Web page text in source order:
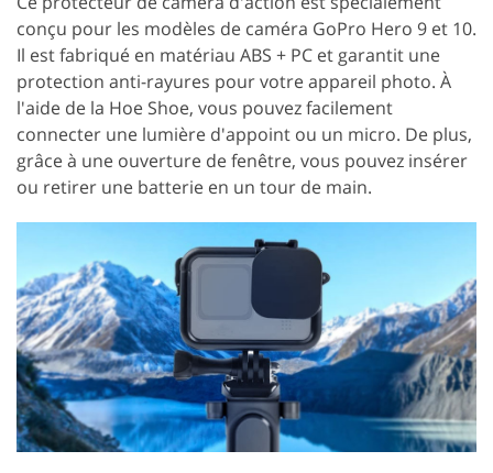
conçu pour les modèles de caméra GoPro Hero 9 et 10.
Il est fabriqué en matériau ABS + PC et garantit une
protection anti-rayures pour votre appareil photo. À
l'aide de la Hoe Shoe, vous pouvez facilement
connecter une lumière d'appoint ou un micro. De plus,
grâce à une ouverture de fenêtre, vous pouvez insérer
ou retirer une batterie en un tour de main.